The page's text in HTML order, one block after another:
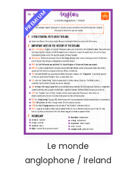
PREMIUM
Le monde
anglophone / Ireland